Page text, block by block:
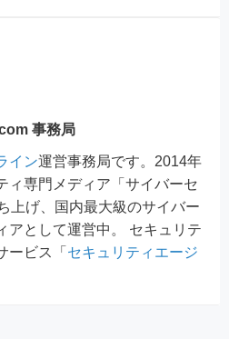
事務局
イン運営事務局です。2014年
ィ専門メディア「サイバーセ
上げ、国内最大級のサイバー
アとして運営中。 セキュリテ
ービス「 セキュリティエージ